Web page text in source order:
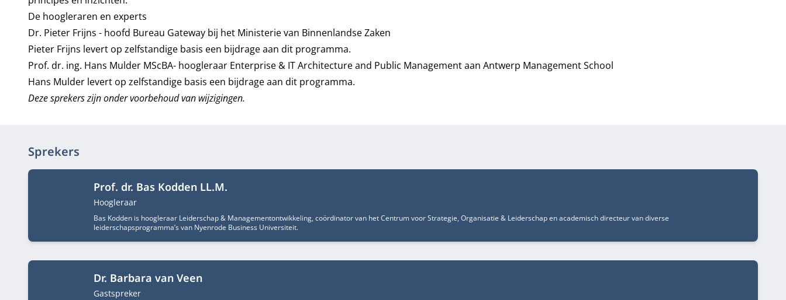
De hoogleraren en experts
Dr. Pieter Frijns - hoofd Bureau Gateway bij het Ministerie van Binnenlandse Zaken
Pieter Frijns levert op zelfstandige basis een bijdrage aan dit programma.
Prof. dr. ing. Hans Mulder MScBA- hoogleraar Enterprise & IT Architecture and Public Management aan Antwerp Management School
Hans Mulder levert op zelfstandige basis een bijdrage aan dit programma.
Deze sprekers zijn onder voorbehoud van wijzigingen.
Sprekers
Prof. dr. Bas Kodden LL.M.
Functietitel
Hoogleraar
Bas Kodden is hoogleraar Leiderschap & Managementontwikkeling, coördinator van het Centrum voor Strategie, Organisatie & Leiderschap en academisch directeur van diverse
leiderschapsprogramma’s van Nyenrode Business Universiteit.
Dr. Barbara van Veen
Functietitel
Gastspreker